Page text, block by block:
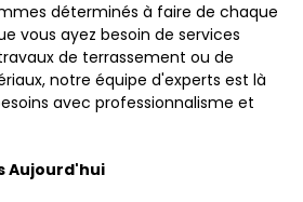
déterminés à faire de chaque
vous ayez besoin de services
de terrassement ou de
notre équipe d'experts est là
avec professionnalisme et
Aujourd'hui